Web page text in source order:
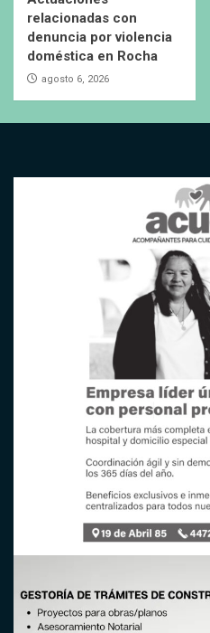
relacionadas con
denuncia por violencia
doméstica en Rocha
agosto 6, 2026